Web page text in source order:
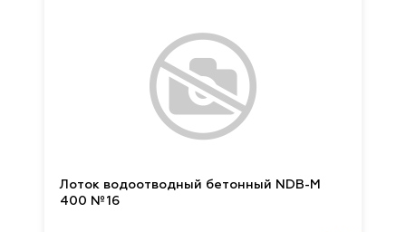
Лоток водоотводный бетонный NDB-M
400 №16